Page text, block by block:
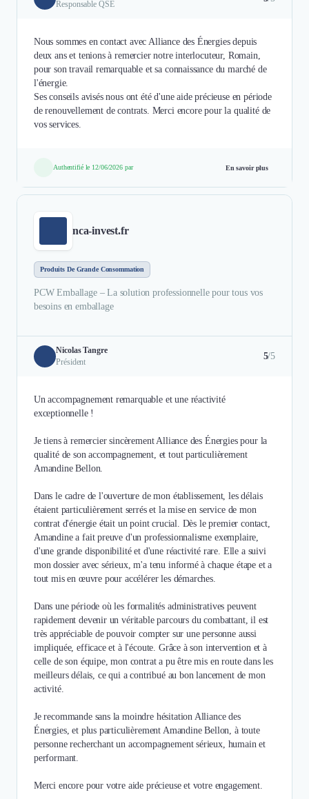
Responsable QSE
Nous sommes en contact avec Alliance des Énergies depuis
deux ans et tenions à remercier notre interlocuteur, Romain,
pour son travail remarquable et sa connaissance du marché de
l'énergie.
Ses conseils avisés nous ont été d'une aide précieuse en période
de renouvellement de contrats. Merci encore pour la qualité de
vos services.
Authentifié le 12/06/2026 par En savoir plus
nca-invest.fr
Produits De Grande Consommation
PCW Emballage – La solution professionnelle pour tous vos
besoins en emballage
Nicolas Tangre
Président
5/5
Un accompagnement remarquable et une réactivité
exceptionnelle !
Je tiens à remercier sincèrement Alliance des Énergies pour la
qualité de son accompagnement, et tout particulièrement
Amandine Bellon.
Dans le cadre de l'ouverture de mon établissement, les délais
étaient particulièrement serrés et la mise en service de mon
contrat d'énergie était un point crucial. Dès le premier contact,
Amandine a fait preuve d'un professionnalisme exemplaire,
d'une grande disponibilité et d'une réactivité rare. Elle a suivi
mon dossier avec sérieux, m'a tenu informé à chaque étape et a
tout mis en œuvre pour accélérer les démarches.
Dans une période où les formalités administratives peuvent
rapidement devenir un véritable parcours du combattant, il est
très appréciable de pouvoir compter sur une personne aussi
impliquée, efficace et à l'écoute. Grâce à son intervention et à
celle de son équipe, mon contrat a pu être mis en route dans les
meilleurs délais, ce qui a contribué au bon lancement de mon
activité.
Je recommande sans la moindre hésitation Alliance des
Énergies, et plus particulièrement Amandine Bellon, à toute
personne recherchant un accompagnement sérieux, humain et
performant.
Merci encore pour votre aide précieuse et votre engagement.